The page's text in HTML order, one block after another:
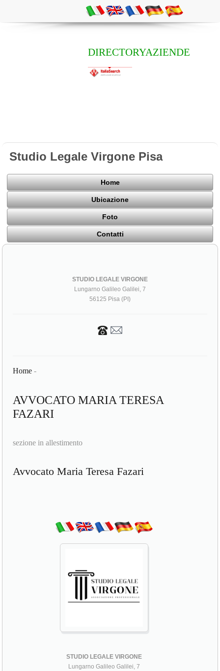
DIRECTORYAZIENDE
Studio Legale Virgone Pisa
Home
Ubicazione
Foto
Contatti
STUDIO LEGALE VIRGONE
Lungarno Galileo Galilei, 7
56125 Pisa (PI)
Home -
AVVOCATO MARIA TERESA
FAZARI
sezione in allestimento
Avvocato Maria Teresa Fazari
STUDIO LEGALE VIRGONE
Lungarno Galileo Galilei, 7